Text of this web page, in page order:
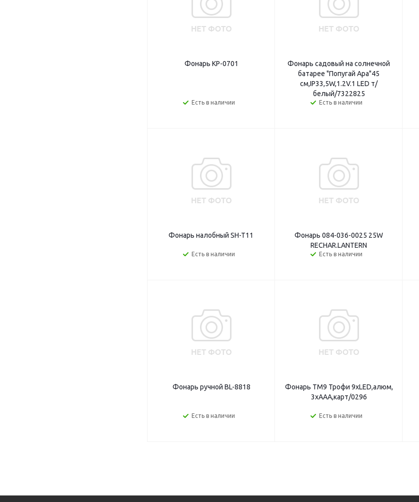
Фонарь КР-0701
Есть в наличии
Фонарь садовый на солнечной
батарее "Попугай Ара"45
см,IP33,5W,1.2V.1 LED т/
белый/7322825
Есть в наличии
Фонарь налобный SH-T11
Есть в наличии
Фонарь 084-036-0025 25W
RECHAR.LANTERN
Есть в наличии
Фонарь ручной BL-8818
Есть в наличии
Фонарь ТМ9 Трофи 9хLED,алюм,
3хААА,карт/0296
Есть в наличии